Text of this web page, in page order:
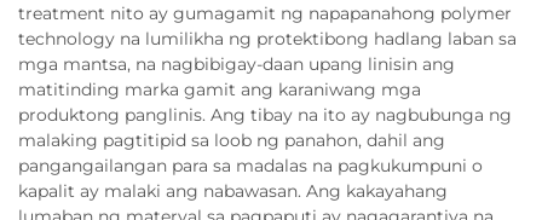
treatment nito ay gumagamit ng napapanahong polymer
technology na lumilikha ng protektibong hadlang laban sa
mga mantsa, na nagbibigay-daan upang linisin ang
matitinding marka gamit ang karaniwang mga
produktong panglinis. Ang tibay na ito ay nagbubunga ng
malaking pagtitipid sa loob ng panahon, dahil ang
pangangailangan para sa madalas na pagkukumpuni o
kapalit ay malaki ang nabawasan. Ang kakayahang